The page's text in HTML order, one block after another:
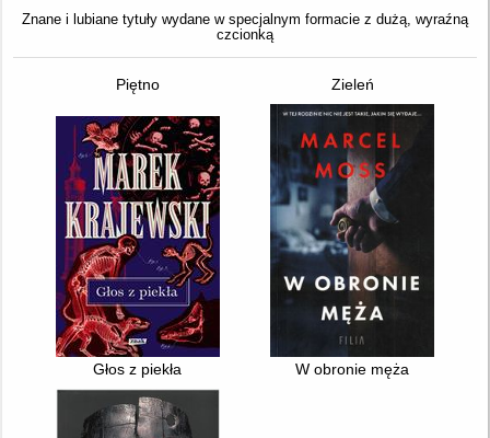
Znane i lubiane tytuły wydane w specjalnym formacie z dużą, wyraźną
czcionką
Piętno Zieleń
Głos z piekła W obronie męża